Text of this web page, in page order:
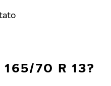
165/70 R 13?